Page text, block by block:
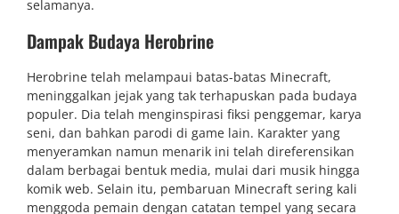
selamanya.
Dampak Budaya Herobrine
Herobrine telah melampaui batas-batas Minecraft,
meninggalkan jejak yang tak terhapuskan pada budaya
populer. Dia telah menginspirasi fiksi penggemar, karya
seni, dan bahkan parodi di game lain. Karakter yang
menyeramkan namun menarik ini telah direferensikan
dalam berbagai bentuk media, mulai dari musik hingga
komik web. Selain itu, pembaruan Minecraft sering kali
menggoda pemain dengan catatan tempel yang secara